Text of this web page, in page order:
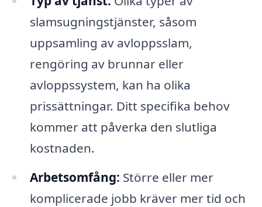
slamsugningstjänster, såsom
uppsamling av avloppsslam,
rengöring av brunnar eller
avloppssystem, kan ha olika
prissättningar. Ditt specifika behov
kommer att påverka den slutliga
kostnaden.
Arbetsomfång: Större eller mer
komplicerade jobb kräver mer tid och